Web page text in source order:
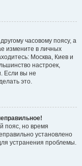
часовому поясу, а
измените в личных
Москва, Киев и
настроек,
Если вы не
это.
пояс, но время
установлено
устранения проблемы.